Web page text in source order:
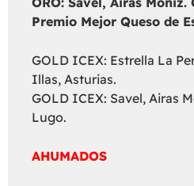
Premio Mejor Queso de
GOLD ICEX: Estrella La
Illas, Asturias.
GOLD ICEX: Savel, Airas
Lugo.
AHUMADOS